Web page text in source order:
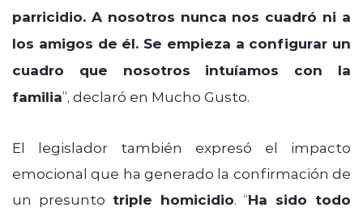
parricidio. A nosotros nunca nos cuadró ni a
los amigos de él. Se empieza a configurar un
cuadro que nosotros intuíamos con la
familia”, declaró en Mucho Gusto.
El legislador también expresó el impacto
emocional que ha generado la confirmación de
un presunto triple homicidio. “Ha sido todo